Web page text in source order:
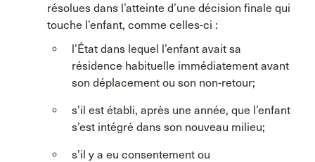
résolues dans l’atteinte d’une décision finale qui
touche l’enfant, comme celles-ci :
l’État dans lequel l’enfant avait sa
résidence habituelle immédiatement avant
son déplacement ou son non-retour;
s’il est établi, après une année, que l’enfant
s’est intégré dans son nouveau milieu;
s’il y a eu consentement ou